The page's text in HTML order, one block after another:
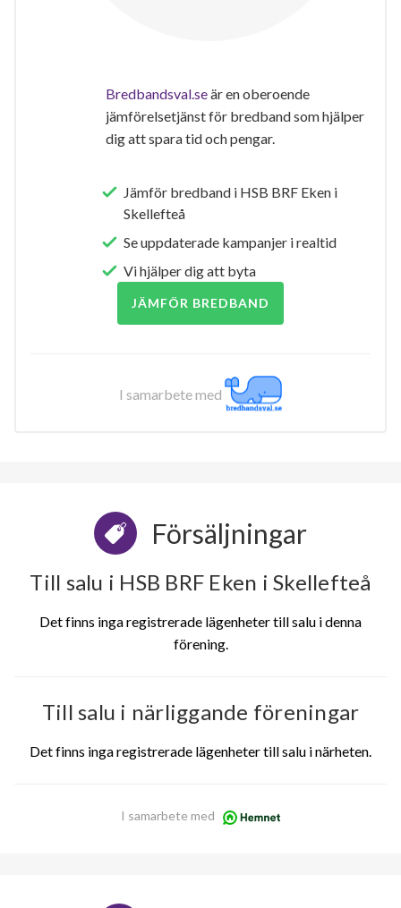
Bredbandsval.seär en oberoende
jämförelsetjänst för bredband som hjälper
dig att spara tid och pengar.
Jämför bredband i HSB BRF Eken i
Skellefteå
Se uppdaterade kampanjer i realtid
Vi hjälper dig att byta
JÄMFÖR BREDBAND
I samarbete med
Försäljningar
Till salu i HSB BRF Eken i Skellefteå
Det finns inga registrerade lägenheter till salu i denna
förening.
Till salu i närliggande föreningar
Det finns inga registrerade lägenheter till salu i närheten.
I samarbete med